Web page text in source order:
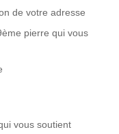
de votre adresse
pierre qui vous
vous soutient